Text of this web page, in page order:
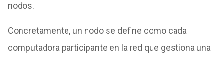
nodos.
Concretamente, un nodo se define como cada
computadora participante en la red que gestiona una